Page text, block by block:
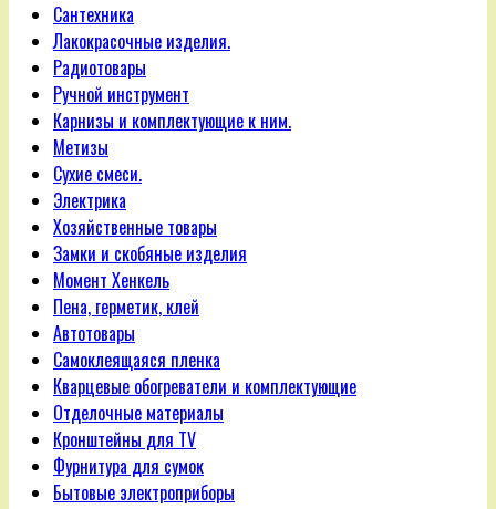
Сантехника
Лакокрасочные изделия.
Радиотовары
Ручной инструмент
Карнизы и комплектующие к ним.
Метизы
Сухие смеси.
Электрика
Хозяйственные товары
Замки и скобяные изделия
Момент Хенкель
Пена, герметик, клей
Автотовары
Самоклеящаяся пленка
Кварцевые обогреватели и комплектующие
Отделочные материалы
Кронштейны для TV
Фурнитура для сумок
Бытовые электроприборы